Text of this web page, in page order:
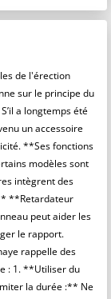
de l'érection
sur le principe du
a longtemps été
un accessoire
**Ses fonctions
modèles sont
intègrent des
* **Retardateur
peut aider les
le rapport.
rappelle des
: 1. **Utiliser du
la durée :** Ne